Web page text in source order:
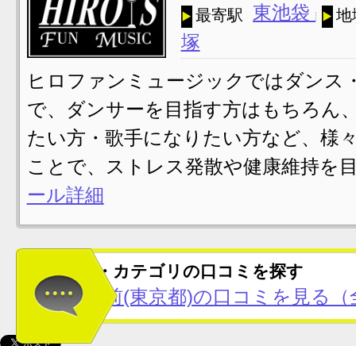
最寄駅 東池袋 地
塚
ヒロファンミュージックではダンス
で、ダンサーを目指す方はもちろん
たい方・歌手になりたい方など、様
ことで、ストレス発散や健康維持
ール詳細
この地域・カテゴリの口コミを探す
鬼子母神前(東京都)の口コミを見る（